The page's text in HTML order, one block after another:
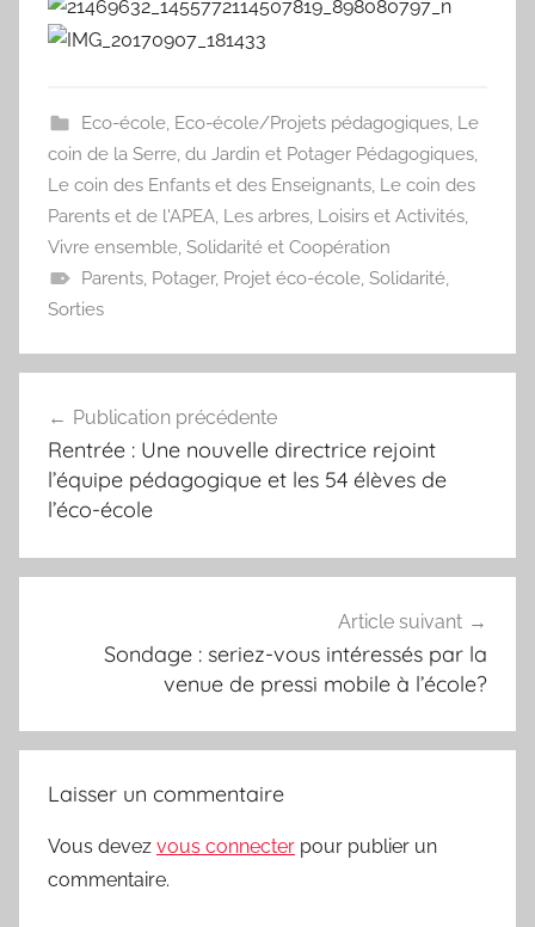
Eco-école, Eco-école/Projets pédagogiques, Le
coin de la Serre, du Jardin et Potager Pédagogiques,
Le coin des Enfants et des Enseignants, Le coin des
Parents et de l'APEA, Les arbres, Loisirs et Activités,
Vivre ensemble, Solidarité et Coopération
Parents, Potager, Projet éco-école, Solidarité,
Sorties
de
l’article
Publication précédente
Rentrée : Une nouvelle directrice rejoint
l’équipe pédagogique et les 54 élèves de
l’éco-école
Article suivant
Sondage : seriez-vous intéressés par la
venue de pressi mobile à l’école?
Laisser un commentaire
Vous devez vous connecter pour publier un
commentaire.